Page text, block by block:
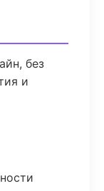
без
и